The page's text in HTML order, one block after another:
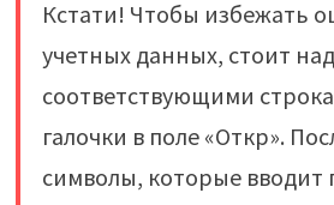
Кстати! Чтобы избежать
учетных данных, стоит над
соответствующими
галочки в поле «Откр».
символы, которые вводит